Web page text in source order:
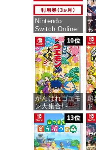
Nintendo
Switch Online
利用券(個人プ
ラン3か月)|オ
ンラインコード
版
価格：¥900
テ
も
祭
♡-
10位
がんばれゴエモ
ン大集合! -
Switch
価格：¥4,436
超
ド
-
13位